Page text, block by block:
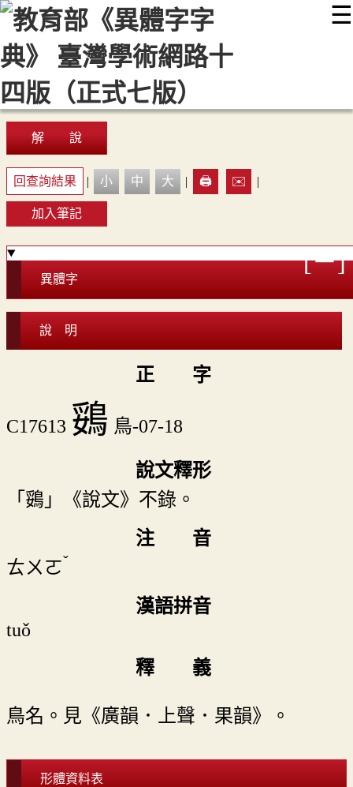
☰
::: 最新消息 常見問題 編輯說明
顯示模式
解 說
回查詢結果 | 小 中 大 | 🖨️ ✉️ |
加入筆記
異體字
說 明
正 字
C17613 鵎 鳥-07-18
說文釋形
「鵎」《說文》不錄。
注 音
ㄊㄨㄛˇ
漢語拼音
tuǒ
釋 義
鳥名。見《廣韻．上聲．果韻》。
形體資料表